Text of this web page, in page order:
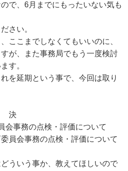
で、6月までにもったいない気も
さい。
ここまでしなくてもいいのに、
が、また事務局でもう一度検討
す。
延期という事で、今回は取り
事務の点検・評価について
員会事務の点検・評価について
どういう事か、教えてほしいので